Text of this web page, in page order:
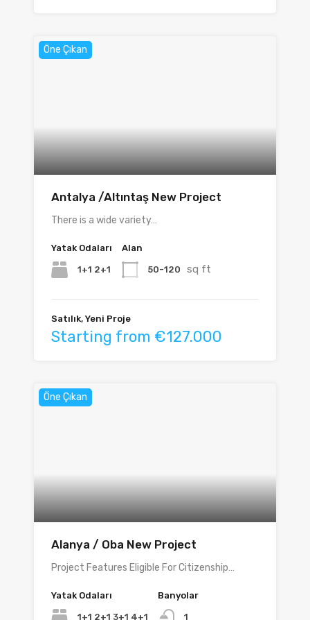
Öne Çıkan
Antalya /Altıntaş New Project
There is a wide variety…
Yatak Odaları
1+1 2+1
Alan
50-120 sq ft
Satılık, Yeni Proje
Starting from €127.000
Öne Çıkan
Alanya / Oba New Project
Project Features Eligible For Citizenship…
Yatak Odaları
1+1 2+1 3+1 4+1
Banyolar
1